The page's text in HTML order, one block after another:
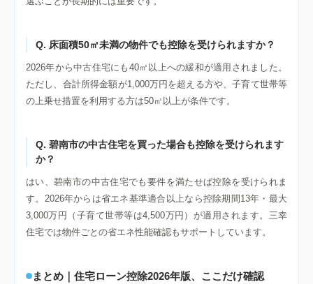
Q. 床面積50㎡未満の物件でも控除を受けられますか？
2026年から中古住宅にも40㎡以上への緩和が適用されました。
ただし、合計所得金額が1,000万円を超える方や、子育て世帯等
の上乗せ措置を利用する方は50㎡以上が条件です。
Q. 碧南市の中古住宅を買った場合も控除を受けられます
か？
はい、碧南市の中古住宅でも要件を満たせば控除を受けられま
す。2026年からは省エネ基準適合以上なら控除期間13年・最大
3,000万円（子育て世帯等は4,500万円）が適用されます。三幸
住宅では物件ごとの省エネ性能確認もサポートしています。
まとめ｜住宅ローン控除2026年版、ここだけ確認